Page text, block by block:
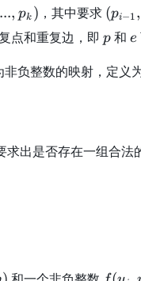
i
..., pk ) ，其中要求 (
_
{
i-
p
(pi−1,
点和重复边，即p
p 和e
e
负整数的映射，定义
求出是否存在一组合法
f